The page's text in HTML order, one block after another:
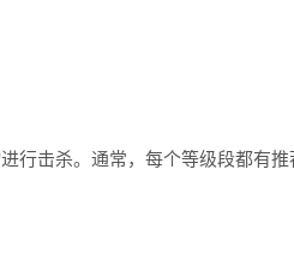
击杀。通常，每个等级段都有推